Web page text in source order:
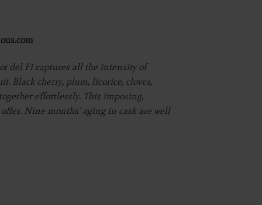
del Fi captures all the intensity of
Black cherry, plum, licorice, cloves,
effortlessly. This imposing,
Nine months’ aging in cask are well